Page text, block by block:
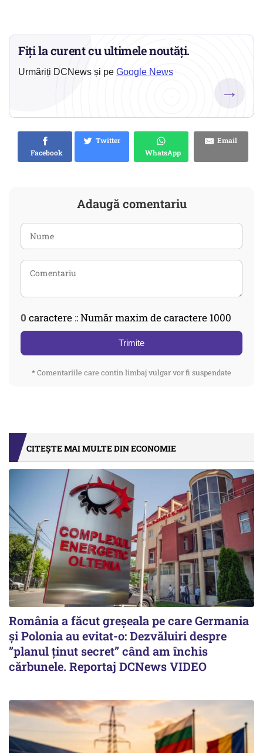
Fiți la curent cu ultimele noutăți.
Urmăriți DCNews și pe Google News
→
Facebook
Twitter
WhatsApp
Email
Adaugă comentariu
0 caractere :: Număr maxim de caractere 1000
Trimite
* Comentariile care contin limbaj vulgar vor fi suspendate
CITEȘTE MAI MULTE DIN ECONOMIE
România a făcut greșeala pe care Germania
și Polonia au evitat-o: Dezvăluiri despre
”planul ținut secret” când am închis
cărbunele. Reportaj DCNews VIDEO